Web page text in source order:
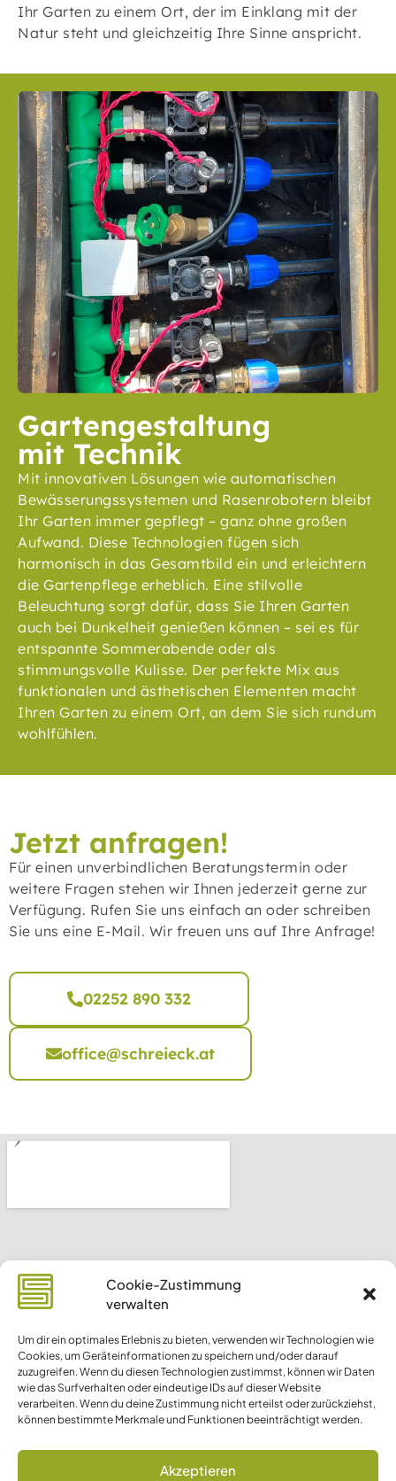
Cookie-Zustimmung
verwalten
Um dir ein optimales Erlebnis zu bieten, verwenden wir Technologien wie
Cookies, um Geräteinformationen zu speichern und/oder darauf
zuzugreifen. Wenn du diesen Technologien zustimmst, können wir Daten
wie das Surfverhalten oder eindeutige IDs auf dieser Website
verarbeiten. Wenn du deine Zustimmung nicht erteilst oder zurückziehst,
können bestimmte Merkmale und Funktionen beeinträchtigt werden.
Akzeptieren
Ihr Garten zu einem Ort, der im Einklang mit der
Natur steht und gleichzeitig Ihre Sinne anspricht.
Gartengestaltung
mit Technik
Mit innovativen Lösungen wie automatischen
Bewässerungssystemen und Rasenrobotern bleibt
Ihr Garten immer gepflegt – ganz ohne großen
Aufwand. Diese Technologien fügen sich
harmonisch in das Gesamtbild ein und erleichtern
die Gartenpflege erheblich. Eine stilvolle
Beleuchtung sorgt dafür, dass Sie Ihren Garten
auch bei Dunkelheit genießen können – sei es für
entspannte Sommerabende oder als
stimmungsvolle Kulisse. Der perfekte Mix aus
funktionalen und ästhetischen Elementen macht
Ihren Garten zu einem Ort, an dem Sie sich rundum
wohlfühlen.
Jetzt anfragen!
Für einen unverbindlichen Beratungstermin oder
weitere Fragen stehen wir Ihnen jederzeit gerne zur
Verfügung. Rufen Sie uns einfach an oder schreiben
Sie uns eine E-Mail. Wir freuen uns auf Ihre Anfrage!
02252 890 332
office@schreieck.at